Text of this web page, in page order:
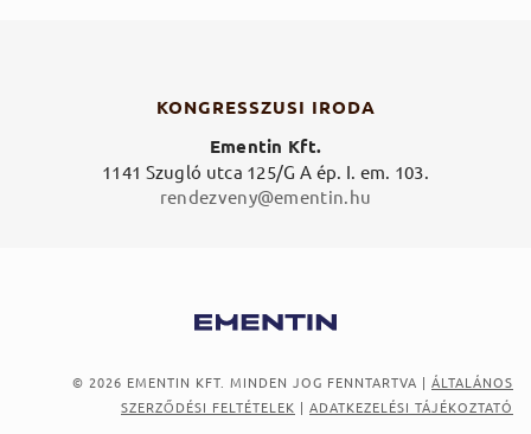
KONGRESSZUSI IRODA
Ementin Kft.
1141 Szugló utca 125/G A ép. I. em. 103.
rendezveny@ementin.hu
© 2026 EMENTIN KFT. MINDEN JOG FENNTARTVA | ÁLTALÁNOS
SZERZŐDÉSI FELTÉTELEK | ADATKEZELÉSI TÁJÉKOZTATÓ